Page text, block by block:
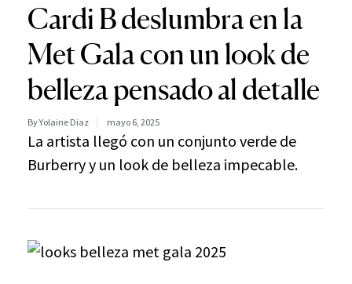
Cardi B deslumbra en la
Met Gala con un look de
belleza pensado al detalle
By Yolaine Diaz mayo 6, 2025
La artista llegó con un conjunto verde de
Burberry y un look de belleza impecable.